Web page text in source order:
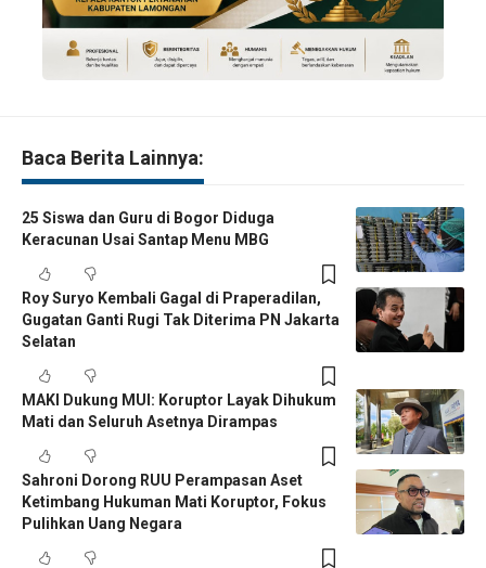
Baca Berita Lainnya:
25 Siswa dan Guru di Bogor Diduga
Keracunan Usai Santap Menu MBG
Roy Suryo Kembali Gagal di Praperadilan,
Gugatan Ganti Rugi Tak Diterima PN Jakarta
Selatan
MAKI Dukung MUI: Koruptor Layak Dihukum
Mati dan Seluruh Asetnya Dirampas
Sahroni Dorong RUU Perampasan Aset
Ketimbang Hukuman Mati Koruptor, Fokus
Pulihkan Uang Negara